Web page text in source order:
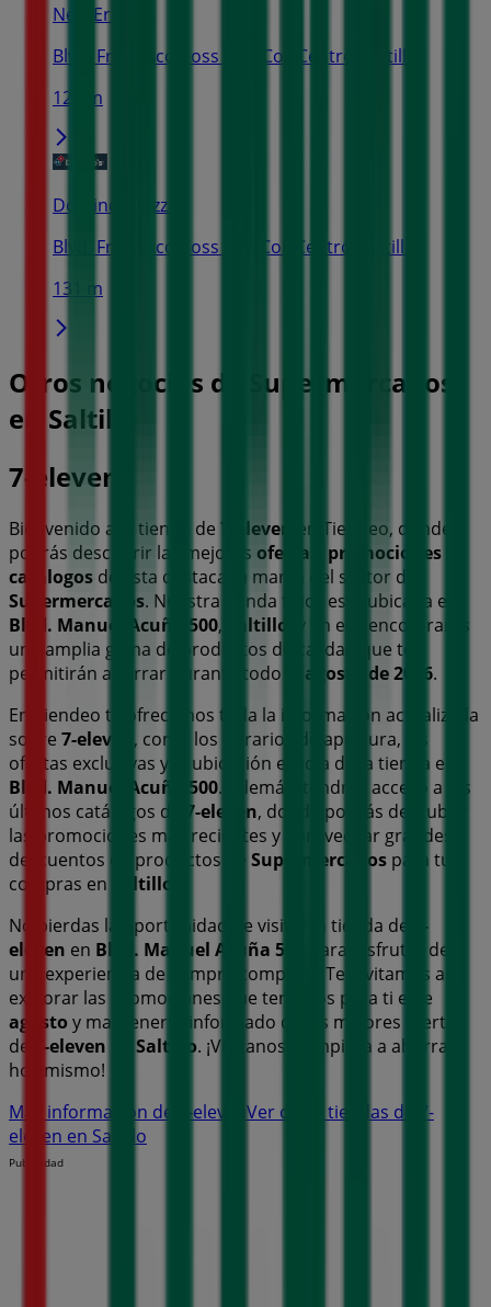
New Era
Blvd. Francisco Coss S/N, Col. Centro, Saltillo
124 m
Domino's Pizza
Blvd. Francisco Coss S/n, Col. Centro, Saltillo
131 m
Otros negocios de Supermercados
en Saltillo
7-eleven
Bienvenido a la tienda de 7-eleven
en Tiendeo, donde
podrás descubrir las mejores ofertas promociones
catálogos de esta destacada marca del sector de
Supermercados. Nuestra tienda física está ubicada en
Blvd. Manuel Acuña 500, Saltillo
, y en ella encontrarás
una amplia gama de productos de calidad que te
permitirán ahorrar durante todo el agosto de 2026.
En Tiendeo te ofrecemos toda la información actualizada
sobre 7-eleven , como los horarios de apertura, las
ofertas exclusivas y la ubicación exacta de la tienda en
Blvd. Manuel Acuña 500. Además, tendrás acceso a los
últimos catálogos de
7-eleven, donde podrás descubrir
las promociones más recientes y aprovechar grandes
descuentos en productos de Supermercados para tus
compras en
Saltillo
No pierdas la oportunidad de visitar la tienda de
7-
eleven en Blvd. Manuel Acuña 500
para disfrutar de
una experiencia de compra completa. Te invitamos a
explorar las promociones que tenemos para ti este
agosto y mantenerte informado de las mejores ofertas
de
7-eleven Saltillo. ¡Visítanos y empieza a ahorrar
hoy mismo!
Más información de 7-eleven Ver otras tiendas de 7-
eleven en Saltillo
Publicidad